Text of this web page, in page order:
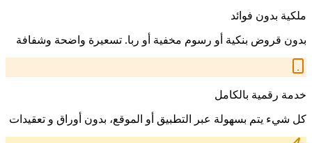
ملكية بدون فوائد
بدون قروض بنكية أو رسوم مخفية أو ربا. تسعيرة واضحة وشفافة
خدمة رقمية بالكامل
كل شيء يتم بسهولة عبر التطبيق أو الموقع، بدون أوراق و تعقيدات